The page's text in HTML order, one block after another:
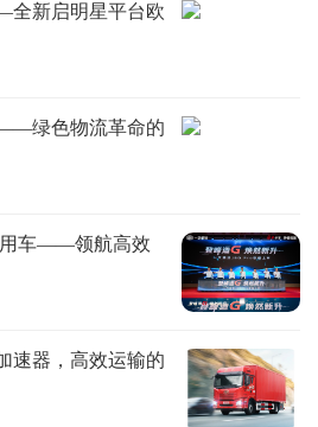
新启明星平台欧
绿色物流革命的
用车——领航高效
器，高效运输的